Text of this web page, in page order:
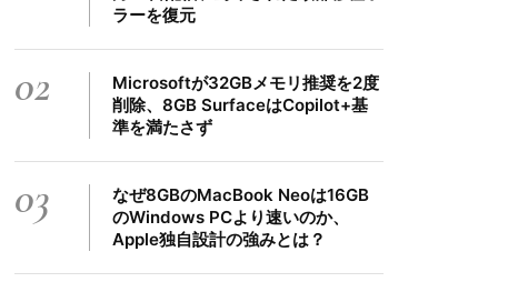
ラーを復元
02
Microsoftが32GBメモリ推奨を2度
削除、8GB SurfaceはCopilot+基
準を満たさず
03
なぜ8GBのMacBook Neoは16GB
のWindows PCより速いのか、
Apple独自設計の強みとは？